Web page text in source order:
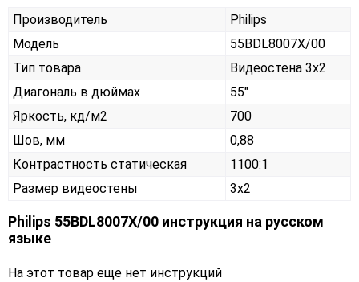
Производитель
Philips
Модель
55BDL8007X/00
Тип товара
Видеостена 3х2
Диагональ в дюймах
55"
Яркость, кд/м2
700
Шов, мм
0,88
Контрастность статическая
1100:1
Размер видеостены
3x2
Philips 55BDL8007X/00 инструкция на русском
языке
На этот товар еще нет инструкций